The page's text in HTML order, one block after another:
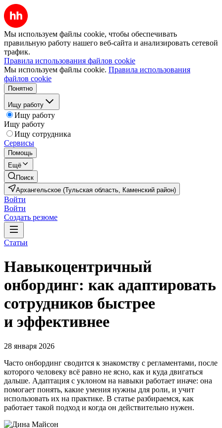
Мы используем файлы cookie, чтобы обеспечивать
правильную работу нашего веб-сайта и анализировать сетевой
трафик.
Правила использования файлов cookie
Мы используем файлы cookie. Правила использования
файлов cookie
Понятно
Ищу работу
Ищу работу
Ищу работу
Ищу сотрудника
Сервисы
Помощь
Ещё
Поиск
Архангельское (Тульская область, Каменский район)
Войти
Войти
Создать резюме
Статьи
Навыкоцентричный
онбординг: как адаптировать
сотрудников быстрее
и эффективнее
28 января 2026
Часто онбординг сводится к знакомству с регламентами, после
которого человеку всё равно не ясно, как и куда двигаться
дальше. Адаптация с уклоном на навыки работает иначе: она
помогает понять, какие умения нужны для роли, и учит
использовать их на практике. В статье разбираемся, как
работает такой подход и когда он действительно нужен.